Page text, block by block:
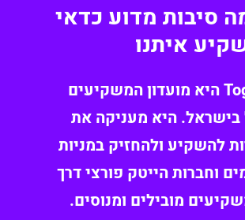
סיבות מדוע כדאי
איתנו
Together היא מועדון המשקיעים
בישראל. היא מעניקה את
להשקיע ולהחזיק במניות
וחברות הייטק פורצי דרך
מובילים ומנוסים.